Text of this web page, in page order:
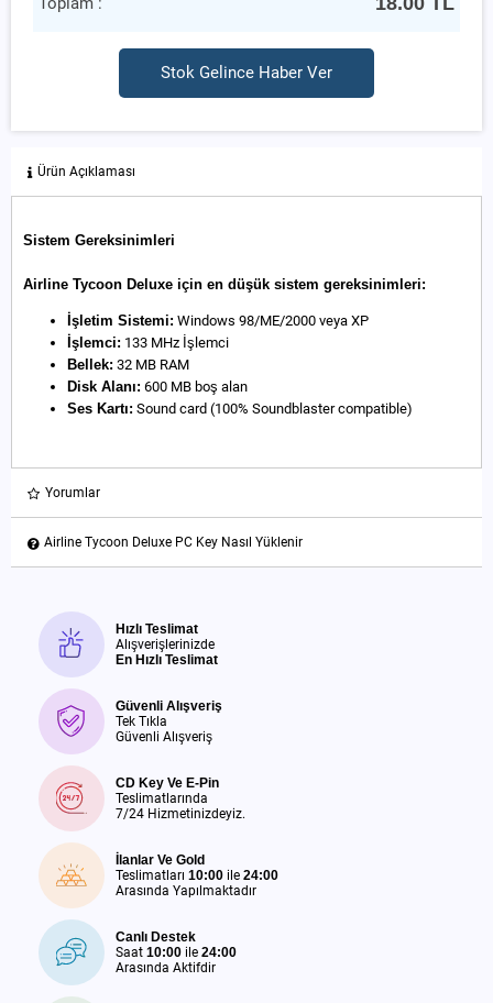
Stok Gelince Haber Ver
Ürün Açıklaması
Sistem Gereksinimleri
Airline Tycoon Deluxe için en düşük sistem gereksinimleri:
İşletim Sistemi: Windows 98/ME/2000 veya XP
İşlemci: 133 MHz İşlemci
Bellek: 32 MB RAM
Disk Alanı: 600 MB boş alan
Ses Kartı: Sound card (100% Soundblaster compatible)
Yorumlar
Airline Tycoon Deluxe PC Key Nasıl Yüklenir
Hızlı Teslimat
Alışverişlerinizde
En Hızlı Teslimat
Güvenli Alışveriş
Tek Tıkla
Güvenli Alışveriş
CD Key Ve E-Pin
Teslimatlarında
7/24 Hizmetinizdeyiz.
İlanlar Ve Gold
Teslimatları 10:00 ile 24:00
Arasında Yapılmaktadır
Canlı Destek
Saat 10:00 ile 24:00
Arasında Aktifdir